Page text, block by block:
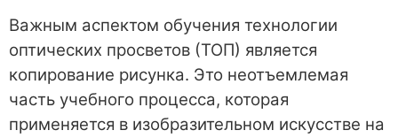
Важным аспектом обучения технологии
оптических просветов (ТОП) является
копирование рисунка. Это неотъемлемая
часть учебного процесса, которая
применяется в изобразительном искусстве на